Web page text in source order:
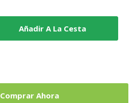
Añadir A La Cesta
Comprar Ahora